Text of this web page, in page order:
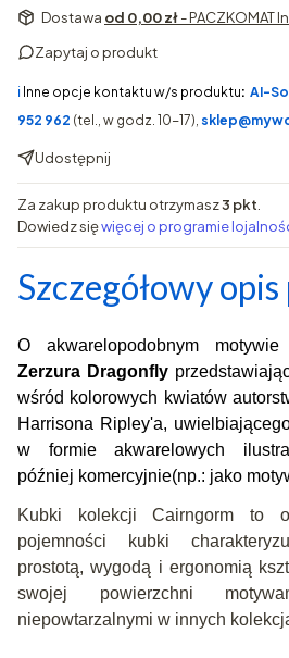
Dostawa od 0,00 zł- PACZKOMAT
Zapytaj o produkt
ℹ️ Inne opcje kontaktu w/s produktu: AI-
952 962 (tel., w godz. 10-17),
Udostępnij
Za zakup produktu otrzymasz3 pkt
Dowiedz sięwięcej o programie
Szczegółowy
O akwarelopodobnym
Zerzura Dragonfly
wśród kolorowych kwiatów
Harrisona Ripley'a,
w formie akwarelowych
później komercyjnie(np.: jako
Kubki kolekcji Cairngorm to
pojemności kubki
prostotą, wygodą i ergonomią
swojej powierzchni
niepowtarzalnymi w innych